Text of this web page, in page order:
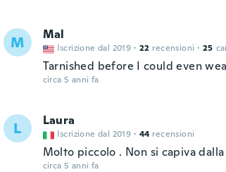
M Mal
Iscrizione dal 2019 · 22 recensioni · 25
Tarnished before I could even
circa 5 anni fa
L Laura
Iscrizione dal 2019 · 44 recensioni
Molto piccolo . Non si capiva
circa 5 anni fa